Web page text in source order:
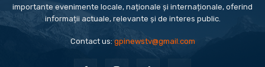
importante evenimente locale, naționale și internaționale, oferind
informații actuale, relevante și de interes public.
Contact us:gpinewstv@gmail.com